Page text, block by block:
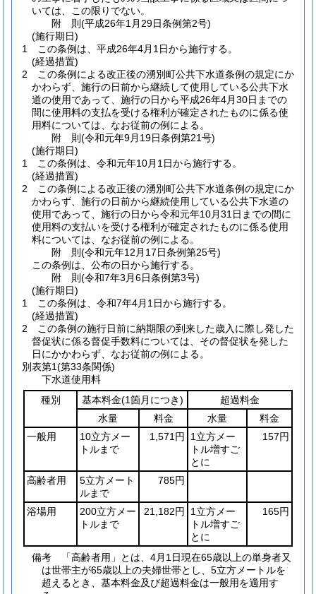
いては、この限りでない。
附 則(平成26年1月29日条例第2号)
(施行期日)
1
この条例は、平成26年4月1日から施行する。
(経過措置)
2
この条例による改正後の湧別町公共下水道条例の規定にか
かわらず、施行の日前から継続して使用している公共下水
道の使用であって、施行の日から平成26年4月30日までの
間に使用料の支払を受ける権利が確定されたものに係る使
用料については、なお従前の例による。
附 則(令和元年9月19日条例第21号)
(施行期日)
1
この条例は、令和元年10月1日から施行する。
(経過措置)
2
この条例による改正後の湧別町公共下水道条例の規定にか
かわらず、施行の日前から継続使用している公共下水道の
使用であって、施行の日から令和元年10月31日までの間に
使用料の支払いを受ける権利が確定されたものに係る使用
料については、なお従前の例による。
附 則(令和元年12月17日条例第25号)
この条例は、公布の日から施行する。
附 則(令和7年3月6日条例第3号)
(施行期日)
1
この条例は、令和7年4月1日から施行する。
(経過措置)
2
この条例の施行日前に納期限の到来した歳入に際し発した
督促状に係る督促手数料については、その督促状を発した
日にかかわらず、なお従前の例による。
別表第1(第33条関係)
下水道使用料
種別
基本料金(1箇月につき)
超過料金
水量
料金 水量
料金
一般用
10立方メー
トルまで
1,571円
1立方メー
トル増すご
とに
157円
高齢者用
5立方メート
ルまで
785円
浴場用
200立方メー
トルまで
21,182円
1立方メー
トル増すご
とに
165円
備考 「高齢者用」とは、4月1日現在65歳以上の単身者又
は世帯主が65歳以上の夫婦世帯とし、5立方メートルを
超えるとき、基本料金及び超過料金は一般用を適用す